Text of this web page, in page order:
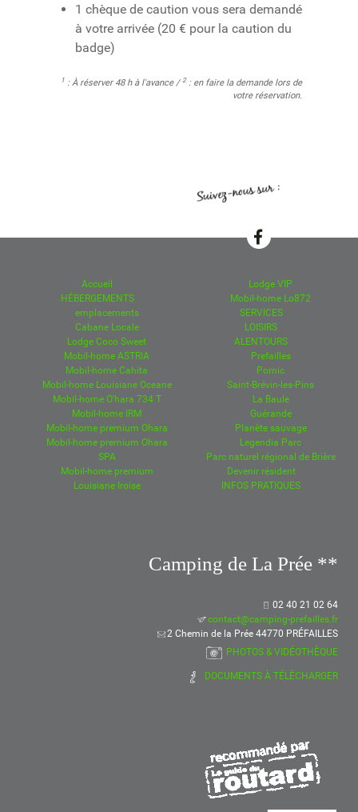
1 chèque de caution vous sera demandé
à votre arrivée (20 € pour la caution du
badge)
1 : À réserver 48 h à l'avance /2: en faire la demande lors de
votre réservation.
Accueil
HÉBERGEMENTS
emplacements
Cabane Locale
Lodge Coco Sweet
Mobil-home ASTRIA
Mobil-home Cahita
Mobil-home Louisiane Oceane
Mobil-home O'hara 734 T
Mobil-home IRM
Mobil-home premium Ohara
Mobil-home premium Ohara
SPA
Mobil-home premium
Louisiane Iroise
Lodge VIP
Mobil-home Lo872
SERVICES
LOISIRS
ALENTOURS
Prefailles
Pornic
Saint-Brévin-les-Pins
La Baule
Guérande
Planète sauvage
Legendia Parc
Parc naturel régional de Brière
Devenir résident
INFOS PRATIQUES
Camping de La Prée **
02 40 21 02 64
contact@camping-prefailles.fr
2 Chemin de la Prée 44770 PRÉFAILLES
PHOTOS & VIDÉOTHÈQUE
DOCUMENTS À TÉLÉCHARGER